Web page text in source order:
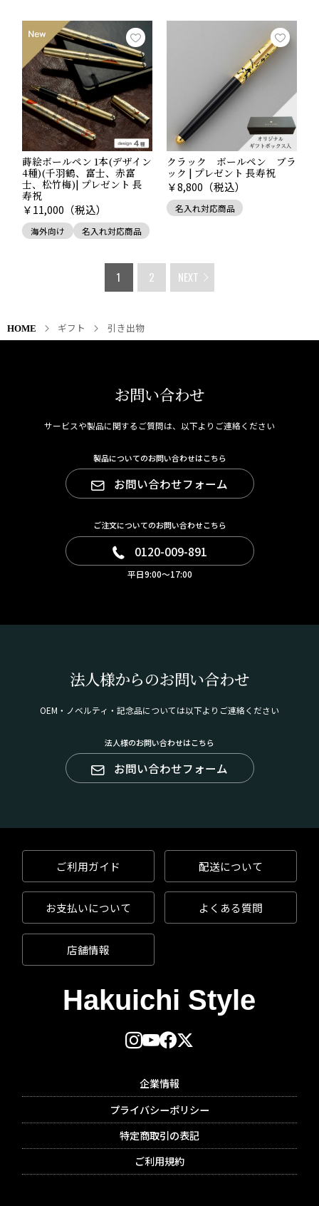
上品で落ち着いた印象のラッピングで、大切な贈り物を
丁寧にお包みします。
引き出物の熨斗（のし）について
表書きは「寿」がふさわしく、下段には基本的に両家の
近年では「新郎の姓名と新婦の名前」や「新郎新婦の名
前のみ」の記載も増えていますが、伝統的には両家の苗
字が基本です。
包装・熨斗・メッセージカードはすべて無料
感謝の気持ちが伝わる、心づかいのある引き出物をお届
けいたします。
箔一のラッピングサービスの詳細は こちら
蒔絵ボールペン 1本(デザイン
4種)(千羽鶴、富士、赤富
士、松竹梅)| プレゼント 長
寿祝
￥11,000 （税込）
海外向け 名入れ対応商品
クラック ボールペン ブラ
ック | プレゼント 長寿祝
￥8,800 （税込）
名入れ対応商品
1 2 NEXT
HOME ギフト 引き出物
お問い合わせ
サービスや製品に関するご質問は、以下よりご連絡ください
製品についてのお問い合わせはこちら
お問い合わせフォーム
ご注文についてのお問い合わせこちら
0120-009-891
平日9:00～17:00
法人様からのお問い合わせ
OEM・ノベルティ・記念品については以下よりご連絡ください
法人様のお問い合わせはこちら
お問い合わせフォーム
ご利用ガイド 配送について
お支払いについて よくある質問
店舗情報
企業情報
プライバシーポリシー
特定商取引の表記
ご利用規約